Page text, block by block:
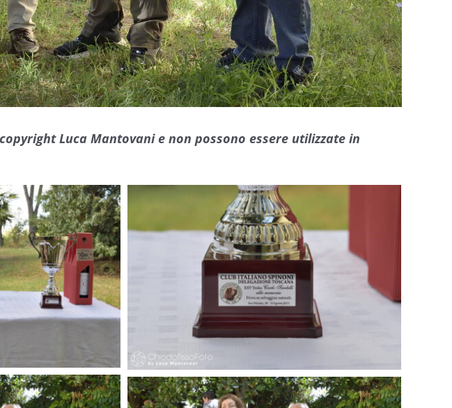
Luca Mantovani e non possono essere utilizzate in